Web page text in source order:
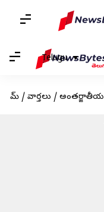
Telugu
హోమ్ / వార్తలు /